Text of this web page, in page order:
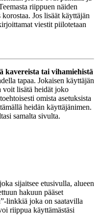
riippuen näiden
Jos lisäät käyttäjän
viestit piilotetaan
kavereista tai vihamiehistä
tapaa. Jokaisen käyttäjän
lisätä heidät joko
omista asetuksista
heidän käyttäjänimen.
samalta sivulta.
sijaitsee etusivulla, alueen
hakuun pääset
linkkiä joka on saatavilla
riippua käyttämästäsi